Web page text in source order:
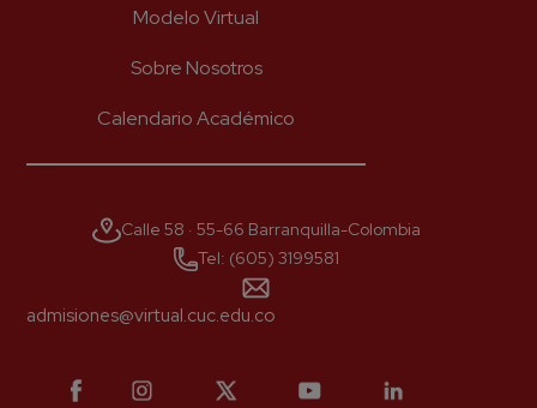
Modelo Virtual
Sobre Nosotros
Calendario Académico
Calle 58 · 55-66 Barranquilla-Colombia
Tel: (605) 3199581
admisiones@virtual.cuc.edu.co